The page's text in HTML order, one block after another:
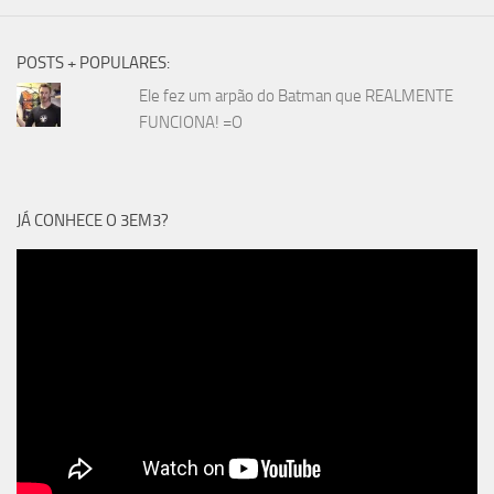
POSTS + POPULARES:
Ele fez um arpão do Batman que REALMENTE
FUNCIONA! =O
JÁ CONHECE O 3EM3?